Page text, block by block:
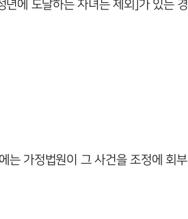
업무분야
년에 도달하는 자녀는 제외]가 있는 경
는 가정법원이 그 사건을 조정에 회부